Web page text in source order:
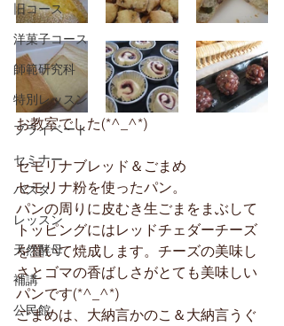
旧コース
洋菓子コース
師範研究科
特別レッスン
プライベート
セミナー
パスタ
レッスン
天然酵母
補講
公民館
お教室でした(*^_^*)
セモリナブレッド＆ごまめ
セモリナ粉を使ったパン。
パンの周りに皮むき生ごまをまぶして
トッピングにはレッドチェダーチーズ
を置いて焼成します。チーズの美味し
さとゴマの香ばしさがとても美味しい
パンです(*^_^*)
ごまめは、大納言かのこ＆大納言うぐ